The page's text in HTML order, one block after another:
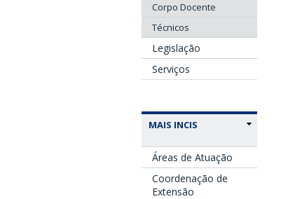
Corpo Docente
Técnicos
Legislação
Serviços
MAIS INCIS
Áreas de Atuação
Coordenação de
Extensão